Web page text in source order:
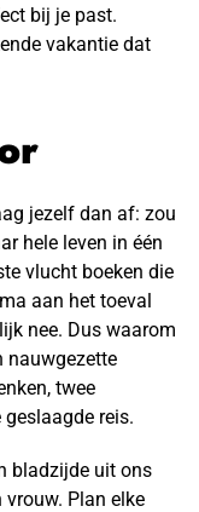
bij je past.
vakantie dat
jezelf dan af: zou
hele leven in één
vlucht boeken die
aan het toeval
nee. Dus waarom
nauwgezette
twee
reis.
bladzijde uit ons
vrouw. Plan elke